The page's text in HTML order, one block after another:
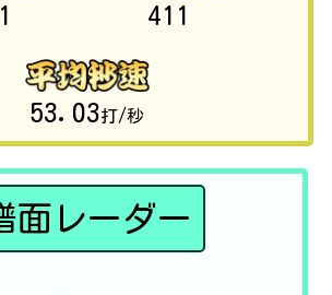
411
53.03打/秒
面レーダー